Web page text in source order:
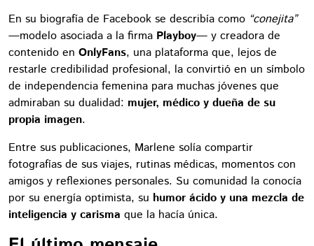
En su biografía de Facebook se describía como “conejita”
—modelo asociada a la firma Playboy— y creadora de
contenido en OnlyFans, una plataforma que, lejos de
restarle credibilidad profesional, la convirtió en un símbolo
de independencia femenina para muchas jóvenes que
admiraban su dualidad: mujer, médico y dueña de su
propia imagen.
Entre sus publicaciones, Marlene solía compartir
fotografías de sus viajes, rutinas médicas, momentos con
amigos y reflexiones personales. Su comunidad la conocía
por su energía optimista, su humor ácido y una mezcla de
inteligencia y carisma que la hacía única.